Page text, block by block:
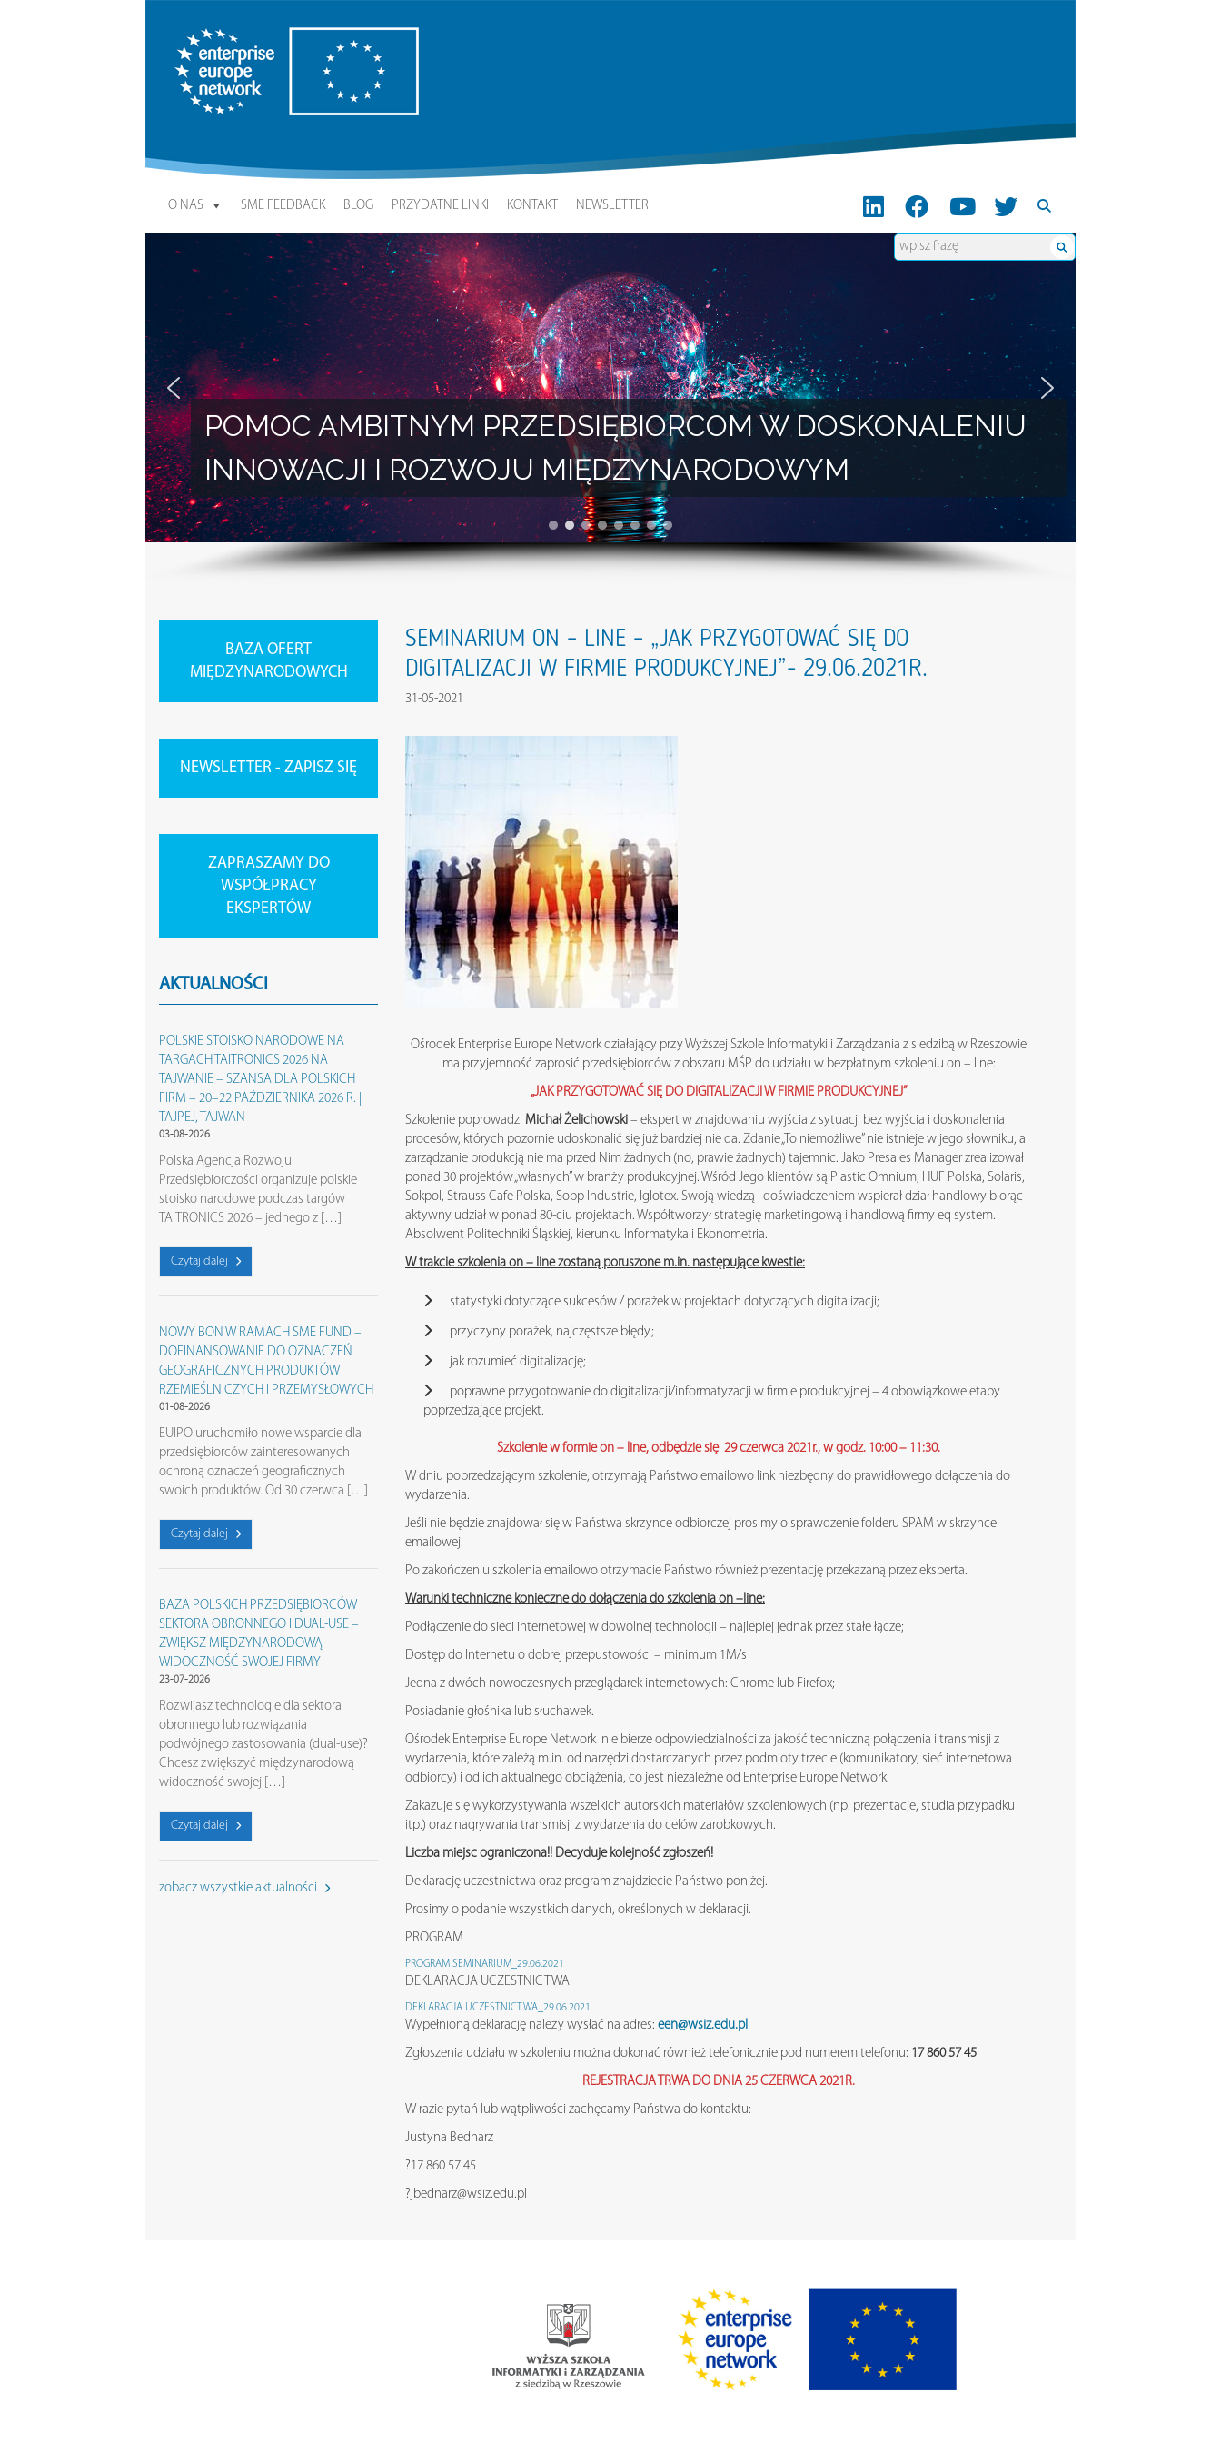
Enterprise Europe Network
O NAS SME FEEDBACK BLOG PRZYDATNE LINKI KONTAKT NEWSLETTER
POMOC AMBITNYM PRZEDSIĘBIORCOM W DOSKONALENIU
INNOWACJI I ROZWOJU MIĘDZYNARODOWYM
BAZA OFERT
MIĘDZYNARODOWYCH
NEWSLETTER - ZAPISZ SIĘ
ZAPRASZAMY DO
WSPÓŁPRACY
EKSPERTÓW
AKTUALNOŚCI
POLSKIE STOISKO NARODOWE NA
TARGACH TAITRONICS 2026 NA
TAJWANIE – SZANSA DLA POLSKICH
FIRM – 20–22 PAŹDZIERNIKA 2026 R. |
TAJPEJ, TAJWAN
03-08-2026
Polska Agencja Rozwoju
Przedsiębiorczości organizuje polskie
stoisko narodowe podczas targów
TAITRONICS 2026 – jednego z […]
Czytaj dalej
NOWY BON W RAMACH SME FUND –
DOFINANSOWANIE DO OZNACZEŃ
GEOGRAFICZNYCH PRODUKTÓW
RZEMIEŚLNICZYCH I PRZEMYSŁOWYCH
01-08-2026
EUIPO uruchomiło nowe wsparcie dla
przedsiębiorców zainteresowanych
ochroną oznaczeń geograficznych
swoich produktów. Od 30 czerwca […]
Czytaj dalej
BAZA POLSKICH PRZEDSIĘBIORCÓW
SEKTORA OBRONNEGO I DUAL-USE –
ZWIĘKSZ MIĘDZYNARODOWĄ
WIDOCZNOŚĆ SWOJEJ FIRMY
23-07-2026
Rozwijasz technologie dla sektora
obronnego lub rozwiązania
podwójnego zastosowania (dual-use)?
Chcesz zwiększyć międzynarodową
widoczność swojej […]
Czytaj dalej
zobacz wszystkie aktualności
SEMINARIUM ON – LINE – „JAK PRZYGOTOWAĆ SIĘ DO
DIGITALIZACJI W FIRMIE PRODUKCYJNEJ”- 29.06.2021R.
31-05-2021
Ośrodek Enterprise Europe Network działający przy Wyższej Szkole Informatyki i Zarządzania z siedzibą w Rzeszowie
ma przyjemność zaprosić przedsiębiorców z obszaru MŚP do udziału w bezpłatnym szkoleniu on – line:
„JAK PRZYGOTOWAĆ SIĘ DO DIGITALIZACJI W FIRMIE PRODUKCYJNEJ”
Szkolenie poprowadzi Michał Żelichowski – ekspert w znajdowaniu wyjścia z sytuacji bez wyjścia i doskonalenia
procesów, których pozornie udoskonalić się już bardziej nie da. Zdanie „To niemożliwe” nie istnieje w jego słowniku, a
zarządzanie produkcją nie ma przed Nim żadnych (no, prawie żadnych) tajemnic. Jako Presales Manager zrealizował
ponad 30 projektów „własnych” w branży produkcyjnej. Wśród Jego klientów są Plastic Omnium, HUF Polska, Solaris,
Sokpol, Strauss Cafe Polska, Sopp Industrie, Iglotex. Swoją wiedzą i doświadczeniem wspierał dział handlowy biorąc
aktywny udział w ponad 80-ciu projektach. Współtworzył strategię marketingową i handlową firmy eq system.
Absolwent Politechniki Śląskiej, kierunku Informatyka i Ekonometria.
W trakcie szkolenia on – line zostaną poruszone m.in. następujące kwestie:
statystyki dotyczące sukcesów / porażek w projektach dotyczących digitalizacji;
przyczyny porażek, najczęstsze błędy;
jak rozumieć digitalizację;
poprawne przygotowanie do digitalizacji/informatyzacji w firmie produkcyjnej – 4 obowiązkowe etapy
poprzedzające projekt.
Szkolenie w formie on – line, odbędzie się 29 czerwca 2021r., w godz. 10:00 – 11:30.
W dniu poprzedzającym szkolenie, otrzymają Państwo emailowo link niezbędny do prawidłowego dołączenia do
wydarzenia.
Jeśli nie będzie znajdował się w Państwa skrzynce odbiorczej prosimy o sprawdzenie folderu SPAM w skrzynce
emailowej.
Po zakończeniu szkolenia emailowo otrzymacie Państwo również prezentację przekazaną przez eksperta.
Warunki techniczne konieczne do dołączenia do szkolenia on –line:
Podłączenie do sieci internetowej w dowolnej technologii – najlepiej jednak przez stałe łącze;
Dostęp do Internetu o dobrej przepustowości – minimum 1M/s
Jedna z dwóch nowoczesnych przeglądarek internetowych: Chrome lub Firefox;
Posiadanie głośnika lub słuchawek.
Ośrodek Enterprise Europe Network nie bierze odpowiedzialności za jakość techniczną połączenia i transmisji z
wydarzenia, które zależą m.in. od narzędzi dostarczanych przez podmioty trzecie (komunikatory, sieć internetowa
odbiorcy) i od ich aktualnego obciążenia, co jest niezależne od Enterprise Europe Network.
Zakazuje się wykorzystywania wszelkich autorskich materiałów szkoleniowych (np. prezentacje, studia przypadku
itp.) oraz nagrywania transmisji z wydarzenia do celów zarobkowych.
Liczba miejsc ograniczona!! Decyduje kolejność zgłoszeń!
Deklarację uczestnictwa oraz program znajdziecie Państwo poniżej.
Prosimy o podanie wszystkich danych, określonych w deklaracji.
PROGRAM
PROGRAM SEMINARIUM_29.06.2021
DEKLARACJA UCZESTNICTWA
DEKLARACJA UCZESTNICTWA_29.06.2021
Wypełnioną deklarację należy wysłać na adres: een@wsiz.edu.pl
Zgłoszenia udziału w szkoleniu można dokonać również telefonicznie pod numerem telefonu: 17 860 57 45
REJESTRACJA TRWA DO DNIA 25 CZERWCA 2021R.
W razie pytań lub wątpliwości zachęcamy Państwa do kontaktu:
Justyna Bednarz
?17 860 57 45
?jbednarz@wsiz.edu.pl